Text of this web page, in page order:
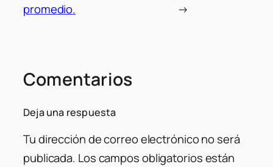
promedio.
→
Comentarios
Deja una respuesta
Tu dirección de correo electrónico no será
publicada. Los campos obligatorios están